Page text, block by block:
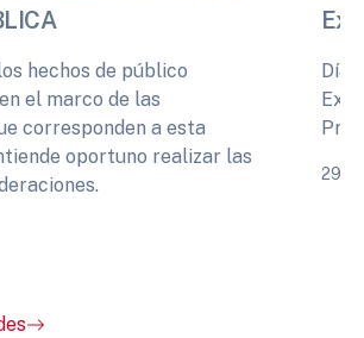
hechos de público
el marco de las
corresponden a esta
oportuno realizar las
29